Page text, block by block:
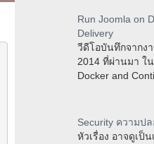
Run Joomla on
Delivery
วีดีโอบันทึกจากง
2014 ที่ผ่านมา ใ
Docker and
Security ความป
หัวเรื่อง อาจดูเป็